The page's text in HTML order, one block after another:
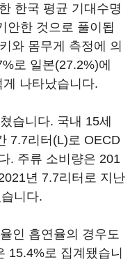
한국 평균 기대수명
안한 것으로 풀이됩
와 몸무게 측정에 의
로 일본(27.2%)에
나타났습니다.
습니다. 국내 15세
7.7리터(L)로 OECD
. 주류 소비량은 201
년 7.7리터로 지난
니다.
인 흡연율의 경우도
15.4%로 집계됐습니